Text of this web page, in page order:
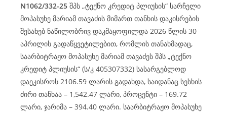
N1062/332-25 შპს „ტექნო კრედიტ პლიუსის“ სარჩელი
მოპასუხე მარიამ თავაძის მიმართ თანხის დაკისრების
შესახებ ნაწილობრივ დაკმაყოფილდა 2026 წლის 30
აპრილის გადაწყვეტილებით, რომლის თანახმადაც,
საარბიტრაჟო მოპასუხე მარიამ თავაძეს შპს „ტექნო
კრედიტ პლიუსის“ (ს/კ 405307332) სასარგებლოდ
დაეკისროს 2106.59 ლარის გადახდა, საიდანაც სესხის
ძირი თანხაა – 1,542.47 ლარი, პროცენტი – 169.72
ლარი, ჯარიმა – 394.40 ლარი. საარბიტრაჟო მოპასუხე